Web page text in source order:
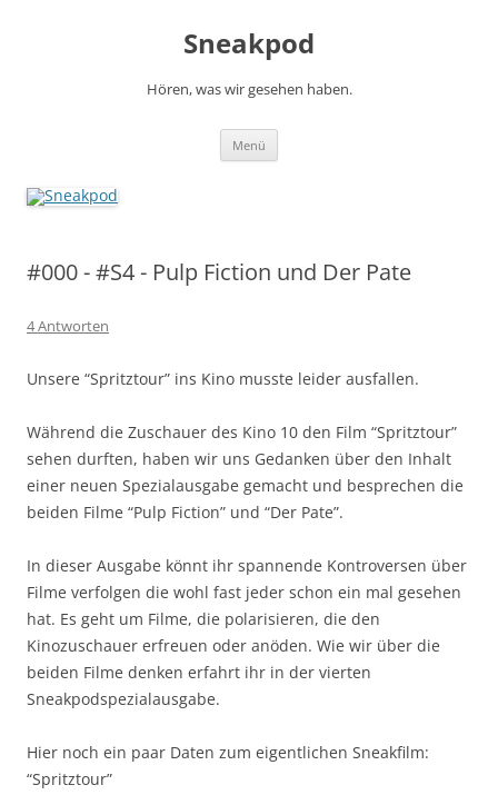
Sneakpod
Hören, was wir gesehen haben.
Menü
#000 - #S4 - Pulp Fiction und Der Pate
4 Antworten
Unsere “Spritztour” ins Kino musste leider ausfallen.
Während die Zuschauer des Kino 10 den Film “Spritztour”
sehen durften, haben wir uns Gedanken über den Inhalt
einer neuen Spezialausgabe gemacht und besprechen die
beiden Filme “Pulp Fiction” und “Der Pate”.
In dieser Ausgabe könnt ihr spannende Kontroversen über
Filme verfolgen die wohl fast jeder schon ein mal gesehen
hat. Es geht um Filme, die polarisieren, die den
Kinozuschauer erfreuen oder anöden. Wie wir über die
beiden Filme denken erfahrt ihr in der vierten
Sneakpodspezialausgabe.
Hier noch ein paar Daten zum eigentlichen Sneakfilm:
“Spritztour”